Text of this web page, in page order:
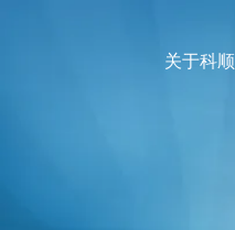
关于科顺